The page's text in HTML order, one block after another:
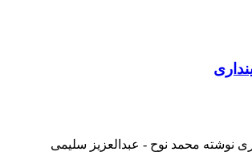
نوشته محمد نوح - عبدالعزیز سلیمی